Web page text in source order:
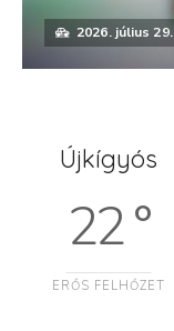
2026. július 29.
Újkígyós
22 °
ERŐS FELHŐZET